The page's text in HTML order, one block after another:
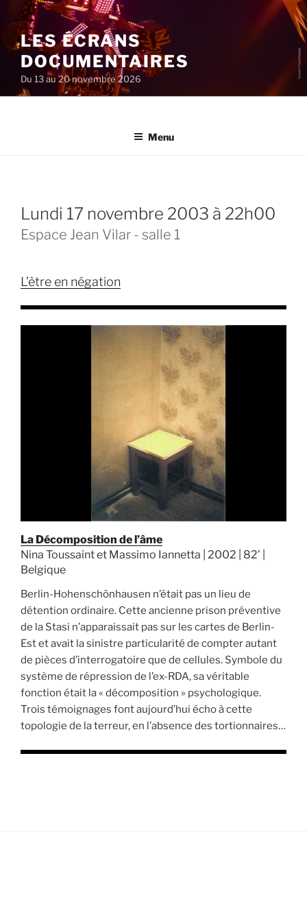
au
contenu
principal
LES ÉCRANS
DOCUMENTAIRES
Du 13 au 20 novembre 2026
Menu
lundi 17 novembre 2003 à 22h00
Espace Jean Vilar - salle 1
L’être en négation
La Décomposition de l’âme
Nina Toussaint et Massimo Iannetta | 2002 | 82’ |
Belgique
Berlin-Hohenschönhausen n’était pas un lieu de
détention ordinaire. Cette ancienne prison préventive
de la Stasi n’apparaissait pas sur les cartes de Berlin-
Est et avait la sinistre particularité de compter autant
de pièces d’interrogatoire que de cellules. Symbole du
système de répression de l’ex-RDA, sa véritable
fonction était la « décomposition » psychologique.
Trois témoignages font aujourd’hui écho à cette
topologie de la terreur, en l’absence des tortionnaires…